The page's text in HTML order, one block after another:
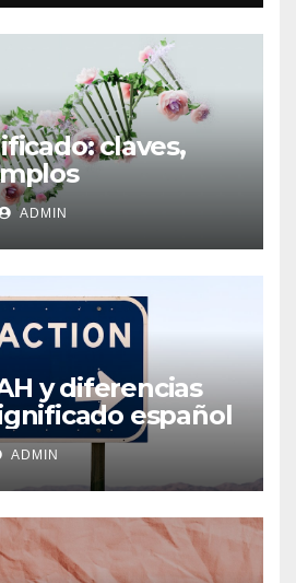
claves,
ADMIN
y diferencias
español
ADMIN